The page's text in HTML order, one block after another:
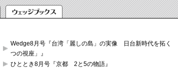
Wedge8月号『台湾「麗しの島」の実像 日台新時代を拓く「3
つの視座」』
ひととき8月号『京都 2と5の物語』